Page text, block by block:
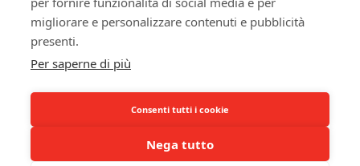
migliorare e personalizzare contenuti e pubblicità
presenti.
Per saperne di più
Consenti tutti i cookie
Nega tutto
Politica cookie
Diritto di recesso